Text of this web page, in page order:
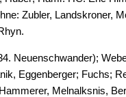
Zubler, Landskroner,
Neuenschwander);
Eggenberger; Fuchs;
Melnalksnis,